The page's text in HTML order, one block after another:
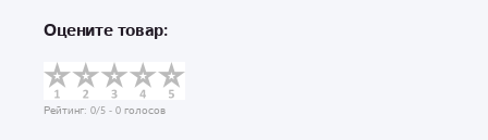
Оцените товар:
Рейтинг: 0/5 - 0 голосов